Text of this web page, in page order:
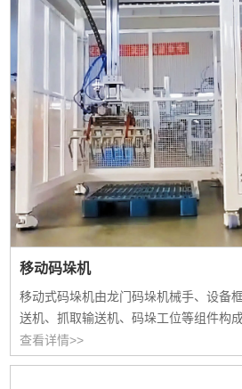
移动码垛机
移动式码垛机由龙门码垛机械手、设备
送机、抓取输送机、码垛工位等组件构
捷、操作简单、可定制多尺寸托盘位、
查看详情>>